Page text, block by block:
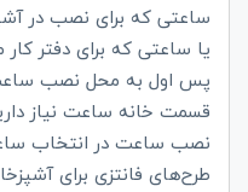
ساعتی که برای نصب در
یا ساعتی که برای دفتر
پس اول به محل نصب
قسمت خانه ساعت نیاز
نصب ساعت در انتخاب
طرح‌های فانتزی برای